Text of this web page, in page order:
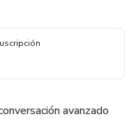
avanzado